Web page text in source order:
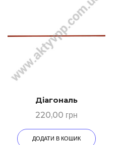
Діагональ
220,00 грн
ДОДАТИ В КОШИК